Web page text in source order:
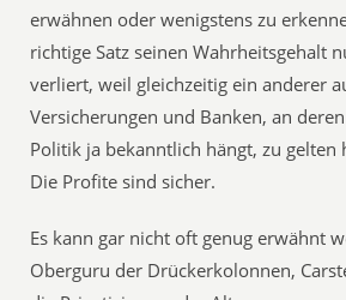
erwähnen oder wenigstens zu
richtige Satz seinen Wahrheitsgehalt
verliert, weil gleichzeitig ein anderer
Versicherungen und Banken, an
Politik ja bekanntlich hängt, zu gelten
Die Profite sind sicher.
Es kann gar nicht oft genug erwähnt
Oberguru der Drückerkolonnen,